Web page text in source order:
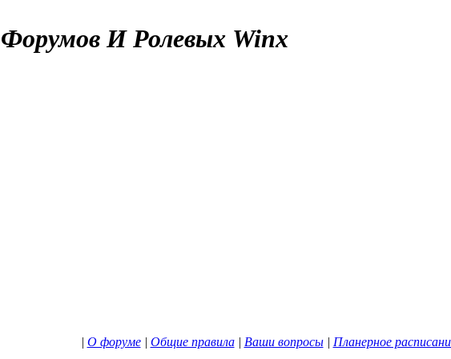
И Ролевых Winx
| О форуме| Общие правила| Ваши вопросы| Планерное